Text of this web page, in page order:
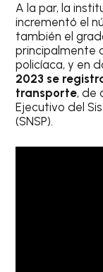
A la par, la
incrementó el
también el
principalmente
policíaca, y en
2023 se
transporte, de
Ejecutivo del
(SNSP).